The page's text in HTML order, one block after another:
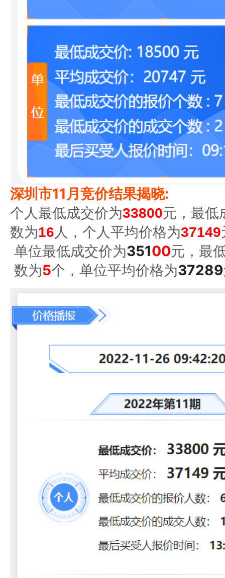
深圳市11月竞价结果揭晓:
个人最低成交价为33800元，最低
数为16人，个人平均价格为37149
单位最低成交价为35100元，最
数为5个，单位平均价格为37289